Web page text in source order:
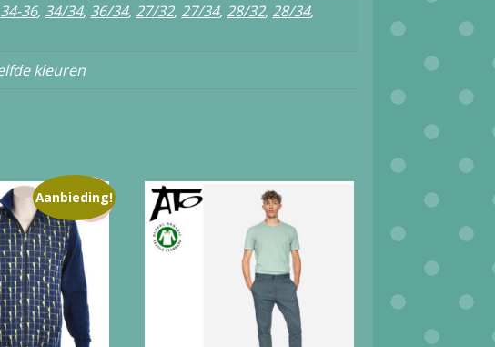
34-36, 34/34, 36/34, 27/32, 27/34, 28/32, 28/34,
kleuren
Aanbieding!